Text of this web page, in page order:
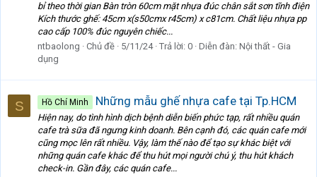
bỉ theo thời gian Bàn tròn 60cm mặt nhựa đúc chân sắt sơn tĩnh điện
Kích thước ghế: 45cm x(s50cmx r45cm) x c81cm. Chất liệu nhựa pp
cao cấp 100% đúc nguyên chiếc...
ntbaolong
Chủ đề 5/11/24 Trả lời: 0 Diễn đàn: Nội thất - Gia
dụng
S Hồ Chí Minh Những mẫu ghế nhựa cafe tại Tp.HCM
Hiện nay, do tình hình dịch bệnh diễn biến phức tạp, rất nhiều quán
cafe trà sữa đã ngưng kinh doanh. Bên cạnh đó, các quán cafe mới
cũng mọc lên rất nhiều. Vậy, làm thế nào để tạo sự khác biệt với
những quán cafe khác để thu hút mọi người chú ý, thu hút khách
check-in. Gần đây, các quán cafe...